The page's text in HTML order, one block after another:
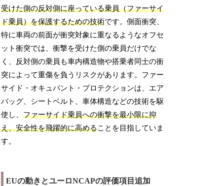
受けた側の反対側に座っている乗員（ファーサイ
ド乗員）を保護するための技術です。側面衝突、
特に車両の前面が衝突対象に重なるようなオフセ
ット衝突では、衝撃を受けた側の乗員だけでな
く、反対側の乗員も車内構造物や搭乗者同士の衝
突によって重傷を負うリスクがあります。ファー
サイド・オキュパント・プロテクションは、エア
バッグ、シートベルト、車体構造などの技術を駆
使し、ファーサイド乗員への衝撃を最小限に抑
え、安全性を飛躍的に高めることを目指していま
す。
EUの動きとユーロNCAPの評価項目追加